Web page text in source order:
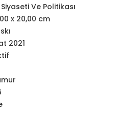
Ve Politikası
x 20,00 cm
2021